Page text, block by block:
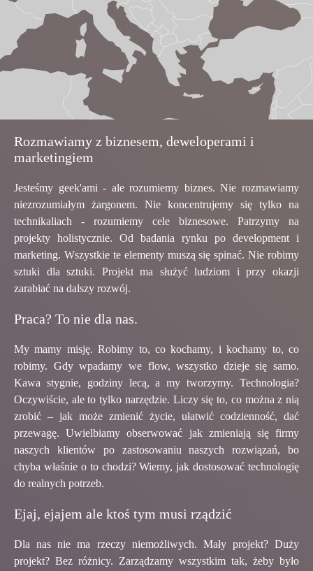
Rozmawiamy z biznesem, deweloperami i
marketingiem
Jesteśmy geek'ami - ale rozumiemy biznes. Nie rozmawiamy
niezrozumiałym żargonem. Nie koncentrujemy się tylko na
technikaliach - rozumiemy cele biznesowe. Patrzymy na
projekty holistycznie. Od badania rynku po development i
marketing. Wszystkie te elementy muszą się spinać. Nie robimy
sztuki dla sztuki. Projekt ma służyć ludziom i przy okazji
zarabiać na dalszy rozwój.
Praca? To nie dla nas.
My mamy misję. Robimy to, co kochamy, i kochamy to, co
robimy. Gdy wpadamy we flow, wszystko dzieje się samo.
Kawa stygnie, godziny lecą, a my tworzymy. Technologia?
Oczywiście, ale to tylko narzędzie. Liczy się to, co można z nią
zrobić – jak może zmienić życie, ułatwić codzienność, dać
przewagę. Uwielbiamy obserwować jak zmieniają się firmy
naszych klientów po zastosowaniu naszych rozwiązań, bo
chyba właśnie o to chodzi? Wiemy, jak dostosować technologię
do realnych potrzeb.
Ejaj, ejajem ale ktoś tym musi rządzić
Dla nas nie ma rzeczy niemożliwych. Mały projekt? Duży
projekt? Bez różnicy. Zarządzamy wszystkim tak, żeby było